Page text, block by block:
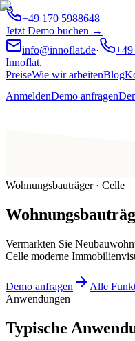
+49 170 5988648
Jetzt Demo buchen →
info@innoflat.de·
+49
Innoflat.
PreiseWie wir arbeitenBlog
AnmeldenDemo anfragen
Wohnungsbauträger · Celle
Vermarkten Sie
Celle moderne
Demo anfragen
Alle
Anwendungen
Typische